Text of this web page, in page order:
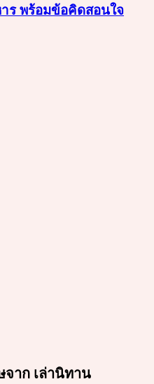
ร พร้อมข้อคิดสอนใจ
าก เล่านิทาน